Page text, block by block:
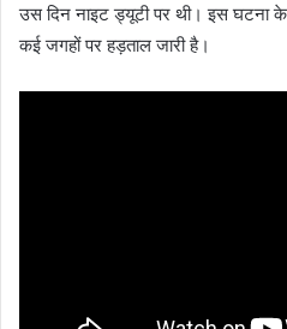
उस दिन नाइट ड्यूटी पर थी। इस घटना
कई जगहों पर हड़ताल जारी है।